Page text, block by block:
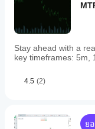
Stay ahead with a
key timeframes: 5m,
4.5 (2)
ย